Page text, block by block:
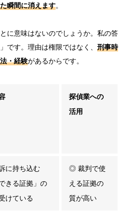
瞬間に消えます。
に意味はないのでしょうか。私の答
です。理由は権限ではなく、 刑事時
・経験があるからです。
探偵業への
活用
に持ち込む
きる証拠」の
けている
◎ 裁判で使
える証拠の
質が高い